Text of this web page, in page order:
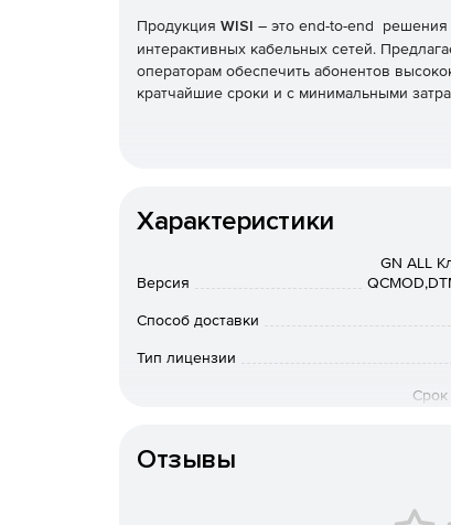
Продукция WISI – это end-to-end решения
интерактивных кабельных сетей.
операторам обеспечить абонентов
кратчайшие сроки и с минимальными
Характеристики
Версия
GN ALL
Способ доставки
Тип лицензии
Особенности доставки
Отзывы